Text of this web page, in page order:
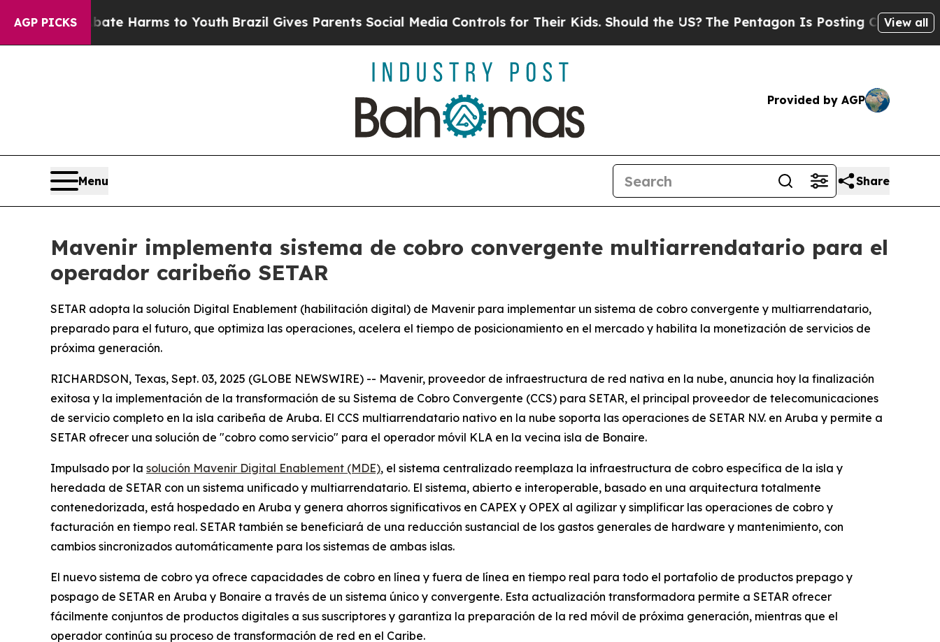
AGP PICKS
to Abate Harms to YouthBrazil Gives Parents Social Media Controls for Their Kids. Should the US? The Pentagon Is Posting Cryptic Biblical
View all
Provided by AGP
Menu Share
Mavenir implementa sistema de cobro convergente multiarrendatario para el
operador caribeño SETAR
SETAR adopta la solución Digital Enablement (habilitación digital) de Mavenir para implementar un sistema de cobro convergente y multiarrendatario,
preparado para el futuro, que optimiza las operaciones, acelera el tiempo de posicionamiento en el mercado y habilita la monetización de servicios de
próxima generación.
RICHARDSON, Texas, Sept. 03, 2025 (GLOBE NEWSWIRE) -- Mavenir, proveedor de infraestructura de red nativa en la nube, anuncia hoy la finalización
exitosa y la implementación de la transformación de su Sistema de Cobro Convergente (CCS) para SETAR, el principal proveedor de telecomunicaciones
de servicio completo en la isla caribeña de Aruba. El CCS multiarrendatario nativo en la nube soporta las operaciones de SETAR N.V. en Aruba y permite a
SETAR ofrecer una solución de "cobro como servicio" para el operador móvil KLA en la vecina isla de Bonaire.
Impulsado por la solución Mavenir Digital Enablement (MDE), el sistema centralizado reemplaza la infraestructura de cobro específica de la isla y
heredada de SETAR con un sistema unificado y multiarrendatario. El sistema, abierto e interoperable, basado en una arquitectura totalmente
contenedorizada, está hospedado en Aruba y genera ahorros significativos en CAPEX y OPEX al agilizar y simplificar las operaciones de cobro y
facturación en tiempo real. SETAR también se beneficiará de una reducción sustancial de los gastos generales de hardware y mantenimiento, con
cambios sincronizados automáticamente para los sistemas de ambas islas.
El nuevo sistema de cobro ya ofrece capacidades de cobro en línea y fuera de línea en tiempo real para todo el portafolio de productos prepago y
pospago de SETAR en Aruba y Bonaire a través de un sistema único y convergente. Esta actualización transformadora permite a SETAR ofrecer
fácilmente conjuntos de productos digitales a sus suscriptores y garantiza la preparación de la red móvil de próxima generación, mientras que el
operador continúa su proceso de transformación de red en el Caribe.